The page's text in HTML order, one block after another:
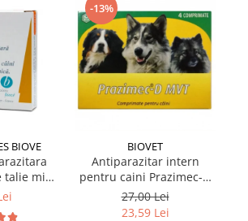
BIOVE
mica
-13%
BIOVET
Antiparazitar intern
pentru caini Prazimec-D
MVT 4 comprimate
27,00 Lei
23,59 Lei